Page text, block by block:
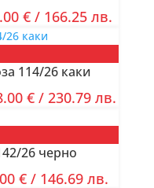
€ / 166.25 лв.
114/26 каки
€ / 230.79 лв.
26 черно
€ / 146.69 лв.